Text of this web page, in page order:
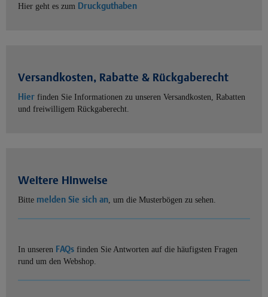
Hier geht es zum Druckguthaben
Versandkosten, Rabatte & Rückgaberecht
Hier finden Sie Informationen zu unseren Versandkosten, Rabatten
und freiwilligem Rückgaberecht.
Weitere Hinweise
Bitte melden Sie sich an, um die Musterbögen zu sehen.
In unseren FAQs finden Sie Antworten auf die häufigsten Fragen
rund um den Webshop.